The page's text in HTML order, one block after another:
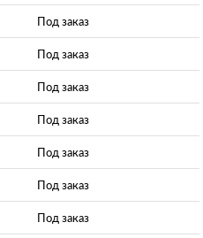
Под заказ
Под заказ
Под заказ
Под заказ
Под заказ
Под заказ
Под заказ